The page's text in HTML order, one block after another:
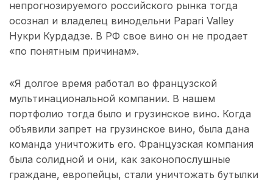
непрогнозируемого российского рынка тогда
осознал и владелец винодельни Papari Valley
Нукри Курдадзе. В РФ свое вино он не продает
«по понятным причинам».
«Я долгое время работал во французской
мультинациональной компании. В нашем
портфолио тогда было и грузинское вино. Когда
объявили запрет на грузинское вино, была дана
команда уничтожить его. Французская компания
была солидной и они, как законопослушные
граждане, европейцы, стали уничтожать бутылки